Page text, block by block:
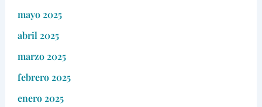
mayo 2025
abril 2025
marzo 2025
febrero 2025
enero 2025